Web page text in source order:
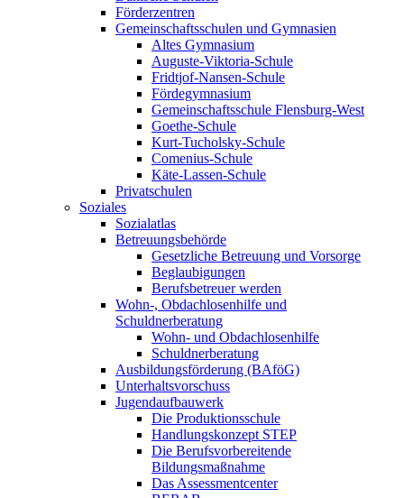
Förderzentren
Gemeinschaftsschulen und Gymnasien
Altes Gymnasium
Auguste-Viktoria-Schule
Fridtjof-Nansen-Schule
Fördegymnasium
Gemeinschaftsschule Flensburg-West
Goethe-Schule
Kurt-Tucholsky-Schule
Comenius-Schule
Käte-Lassen-Schule
Privatschulen
Soziales
Sozialatlas
Betreuungsbehörde
Gesetzliche Betreuung und Vorsorge
Beglaubigungen
Berufsbetreuer werden
Wohn-, Obdachlosenhilfe und
Schuldnerberatung
Wohn- und Obdachlosenhilfe
Schuldnerberatung
Ausbildungsförderung (BAföG)
Unterhaltsvorschuss
Jugendaufbauwerk
Die Produktionsschule
Handlungskonzept STEP
Die Berufsvorbereitende
Bildungsmaßnahme
Das Assessmentcenter